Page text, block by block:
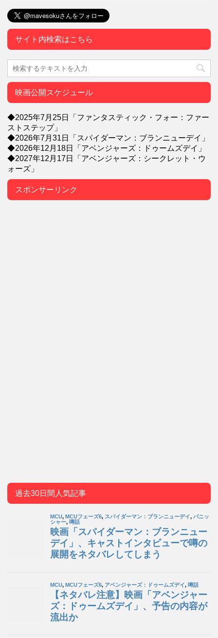
サイト内検索はこちら
映画公開スケジュール
◆2025年7月25日「ファンタスティック・フォー：ファー
ストステップ」
◆2026年7月31日「スパイダーマン：ブランニューデイ」
◆2026年12月18日「アベンジャーズ：ドゥームズデイ」
◆2027年12月17日「アベンジャーズ：シークレット・ウ
ォーズ」
スポンサーリンク
過去30日間人気記事